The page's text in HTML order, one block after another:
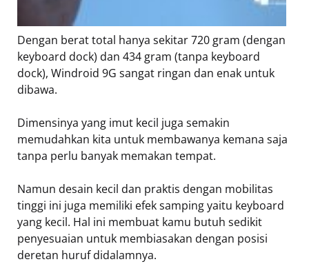
Dengan berat total hanya sekitar 720 gram (dengan
keyboard dock) dan 434 gram (tanpa keyboard
dock), Windroid 9G sangat ringan dan enak untuk
dibawa.
Dimensinya yang imut kecil juga semakin
memudahkan kita untuk membawanya kemana saja
tanpa perlu banyak memakan tempat.
Namun desain kecil dan praktis dengan mobilitas
tinggi ini juga memiliki efek samping yaitu keyboard
yang kecil. Hal ini membuat kamu butuh sedikit
penyesuaian untuk membiasakan dengan posisi
deretan huruf didalamnya.